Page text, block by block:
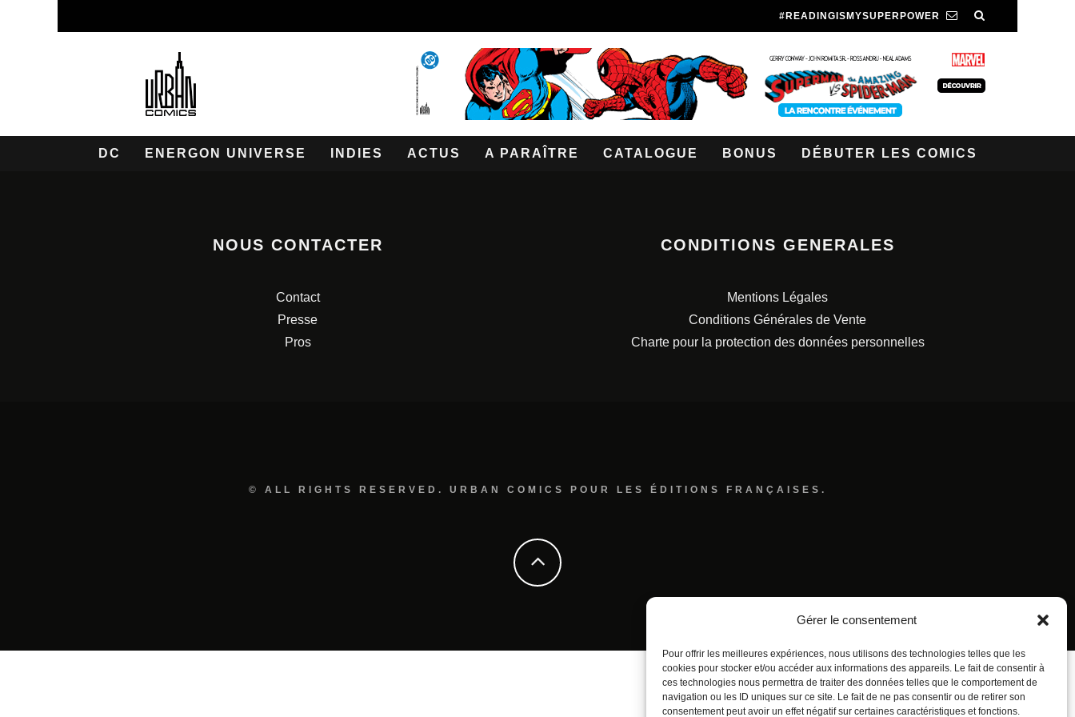
Gérer le consentement
Pour offrir les meilleures expériences, nous utilisons des technologies telles que les
cookies pour stocker et/ou accéder aux informations des appareils. Le fait de consentir à
ces technologies nous permettra de traiter des données telles que le comportement de
navigation ou les ID uniques sur ce site. Le fait de ne pas consentir ou de retirer son
consentement peut avoir un effet négatif sur certaines caractéristiques et fonctions.
#READINGISMYSUPERPOWER
DC ENERGON UNIVERSE INDIES ACTUS A PARAÎTRE CATALOGUE BONUS DÉBUTER LES COMICS
NOUS CONTACTER
Contact
Presse
Pros
CONDITIONS GENERALES
Mentions Légales
Conditions Générales de Vente
Charte pour la protection des données personnelles
© ALL RIGHTS RESERVED. URBAN COMICS POUR LES ÉDITIONS FRANÇAISES.